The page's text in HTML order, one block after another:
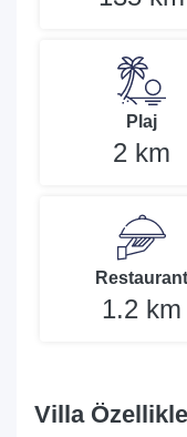
Plaj
2 km
Restaurant
1.2 km
Villa